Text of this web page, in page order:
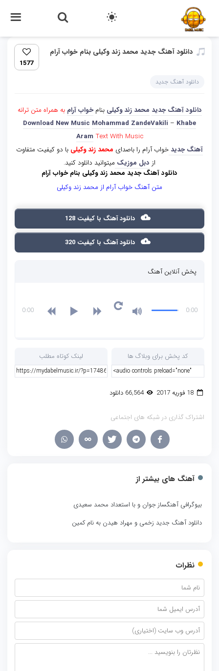
دانلود آهنگ جدید محمد زند وکیلی بنام خواب آرام
1577
دانلود آهنگ جدید
دانلود آهنگ جدید محمد زند وکیلی بنامخواب آرام به همراه متن ترانه
Download New Music Mohammad ZandeVakili – Khabe
Aram Text With Music
آهنگ جدید خواب آرام را باصدای محمد زند وکیلی با دو کیفیت متفاوت
از دبل موزیک میتوانید دانلود کنید.
دانلود آهنگ جدید محمد زند وکیلی بنام خواب آرام
متن آهنگ خواب آرام از محمد زند وکیلی
دانلود آهنگ با کیفیت 128
دانلود آهنگ با کیفیت 320
پخش آنلاین آهنگ
0:00
0:00
کد پخش برای وبلاگ ها لینک کوتاه مطلب
18 فوریه 2017 66,564 دانلود
اشتراک گذاری در شبکه های اجتماعی
آهنگ های بیشتر از
بیوگرافی آهنگساز جوان و با استعداد محمد سعیدی
دانلود آهنگ جدید زخمی و مهراد هیدن به نام کمین
نظرات